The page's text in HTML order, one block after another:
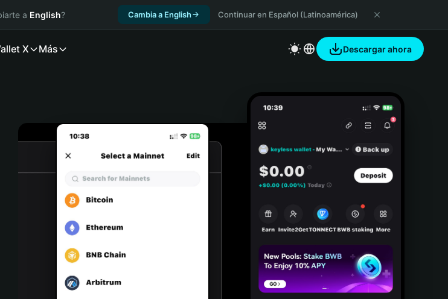
a English? Cambia a English Continuar en Español (Latinoamérica)
X Más Descargar ahora